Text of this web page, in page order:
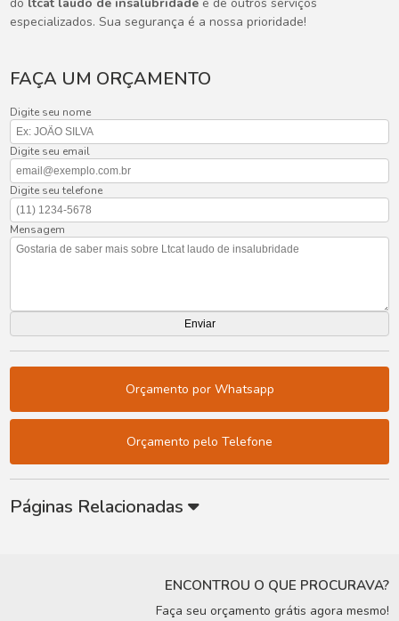
especializados. Sua segurança é a nossa prioridade!
FAÇA UM ORÇAMENTO
Digite seu nome
Digite seu email
Digite seu telefone
Mensagem
Orçamento por Whatsapp
Orçamento pelo Telefone
Páginas Relacionadas
ENCONTROU O QUE PROCURAVA?
Faça seu orçamento grátis agora mesmo!